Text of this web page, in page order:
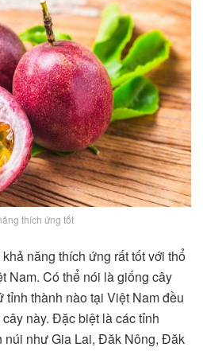
thích ứng tốt
khả năng thích ứng rất tốt với thổ
Nam. Có thể nói là giống cây
tỉnh thành nào tại Việt Nam đều
này. Đặc biệt là các tỉnh
núi như Gia Lai, Đăk Nông, Đăk